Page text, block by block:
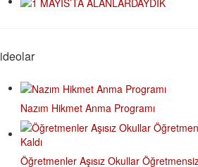
Nazım Hikmet Anma Programı
Öğretmenler Aşısız Okullar